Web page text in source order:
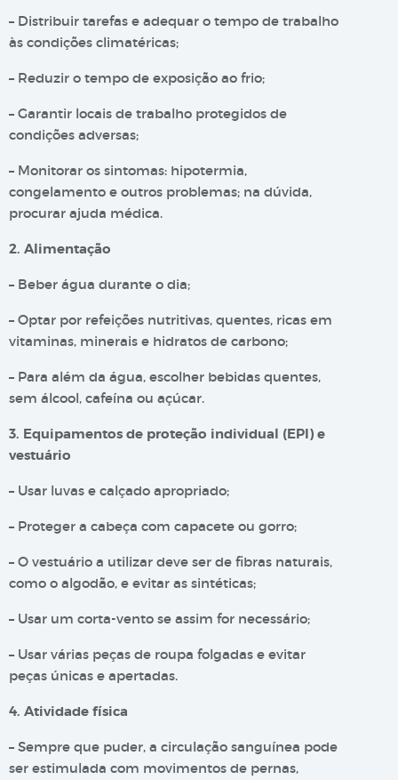
– Distribuir tarefas e adequar o tempo de trabalho
às condições climatéricas;
– Reduzir o tempo de exposição ao frio;
– Garantir locais de trabalho protegidos de
condições adversas;
– Monitorar os sintomas: hipotermia,
congelamento e outros problemas; na dúvida,
procurar ajuda médica.
2. Alimentação
– Beber água durante o dia;
– Optar por refeições nutritivas, quentes, ricas em
vitaminas, minerais e hidratos de carbono;
– Para além da água, escolher bebidas quentes,
sem álcool, cafeína ou açúcar.
3. Equipamentos de proteção individual (EPI) e
vestuário
– Usar luvas e calçado apropriado;
– Proteger a cabeça com capacete ou gorro;
– O vestuário a utilizar deve ser de fibras naturais,
como o algodão, e evitar as sintéticas;
– Usar um corta-vento se assim for necessário;
– Usar várias peças de roupa folgadas e evitar
peças únicas e apertadas.
4. Atividade física
– Sempre que puder, a circulação sanguínea pode
ser estimulada com movimentos de pernas,